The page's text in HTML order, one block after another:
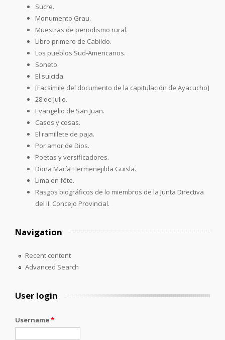
Sucre.
Monumento Grau.
Muestras de periodismo rural.
Libro primero de Cabildo.
Los pueblos Sud-Americanos.
Soneto.
El suicida.
[Facsímile del documento de la capitulación de Ayacucho]
28 de Julio.
Evangelio de San Juan.
Casos y cosas.
El ramillete de paja.
Por amor de Dios.
Poetas y versificadores.
Doña María Hermenejilda Guisla.
Lima en fête.
Rasgos biográficos de lo miembros de la Junta Directiva
del II. Concejo Provincial.
Navigation
Recent content
Advanced Search
User login
Username*